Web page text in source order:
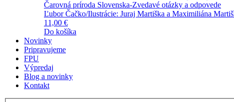
Čarovná príroda Slovenska-Zvedavé otázky a odpovede
Ľubor Čačko/Ilustrácie: Juraj Martiška a Maximiliána
11,00 €
Do košíka
Novinky
Pripravujeme
FPU
Výpredaj
Blog a novinky
Kontakt